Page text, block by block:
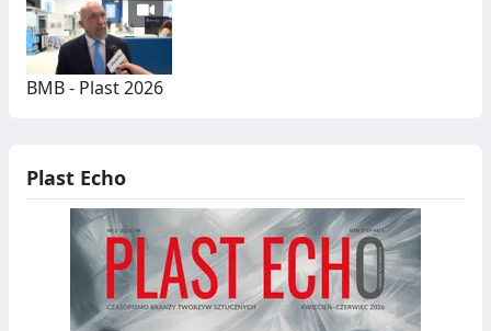
BMB - Plast 2026
Plast Echo